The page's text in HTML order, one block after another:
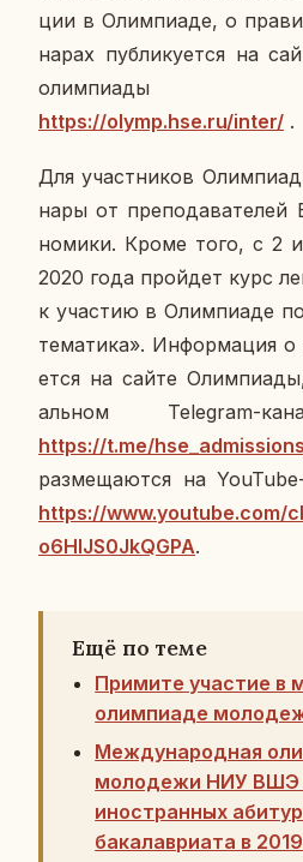
ции в Олим­пиа­де, о
на­рах пуб­ли­ку­ет­ся на
олим­пи­а­ды
https://olymp.hse.ru/inter/ .
Для участ­ни­ков
на­ры от
но­ми­ки. Кроме того, с 2
2020 года прой­дет курс
к уча­стию в Олим­пиа­де
те­ма­ти­ка». Ин­фор­ма­ция
ет­ся на сайте
аль­ном Telegram-
https://t.me/hse_admissions
раз­ме­ща­ют­ся на
https://www.youtube.com/
o6HlJS0JkQGPA.
Ещё по теме
Примите участие в
олимпиаде
Международная
молодежи НИУ ВШЭ
иностранных
бакалавриата в